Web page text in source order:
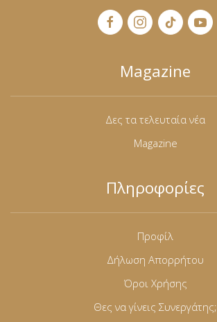
Magazine
Δες τα τελευταία νέα
Magazine
Πληροφορίες
Προφίλ
Δήλωση Απορρήτου
Όροι Χρήσης
Θες να γίνεις Συνεργάτης;